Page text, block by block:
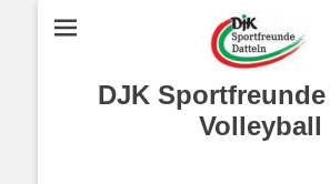
DJK
Volleyball